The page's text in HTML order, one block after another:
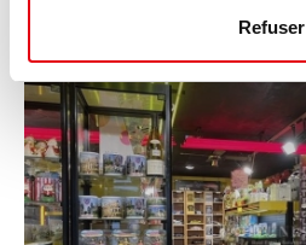
Refuser